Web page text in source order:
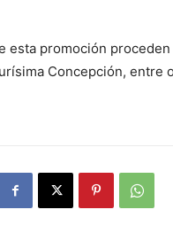
esta promoción
Concepción, entre